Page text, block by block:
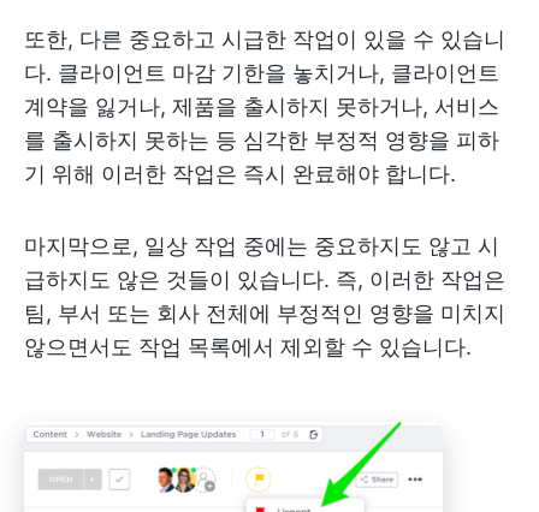
또한, 다른 중요하고 시급한 작업이 있을 수 있습니
다. 클라이언트 마감 기한을 놓치거나, 클라이언트
계약을 잃거나, 제품을 출시하지 못하거나, 서비스
를 출시하지 못하는 등 심각한 부정적 영향을 피하
기 위해 이러한 작업은 즉시 완료해야 합니다.
마지막으로, 일상 작업 중에는 중요하지도 않고 시
급하지도 않은 것들이 있습니다. 즉, 이러한 작업은
팀, 부서 또는 회사 전체에 부정적인 영향을 미치지
않으면서도 작업 목록에서 제외할 수 있습니다.